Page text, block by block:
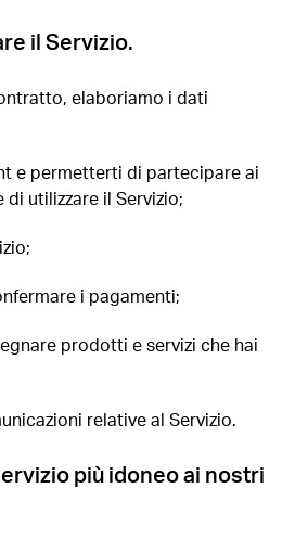
il Servizio.
elaboriamo i dati
e permetterti di partecipare ai
utilizzare il Servizio;
i pagamenti;
prodotti e servizi che hai
relative al Servizio.
più idoneo ai nostri